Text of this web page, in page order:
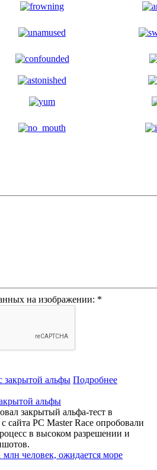
на изображении: *
Подробнее
альфы
закрытый альфа-тест в
PC Master Race опробовали
в высоком разрешении и